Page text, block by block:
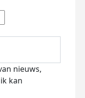
nieuws,
kan